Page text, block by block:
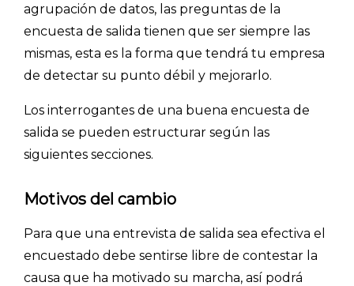
agrupación de datos, las preguntas de la
encuesta de salida tienen que ser siempre las
mismas, esta es la forma que tendrá tu empresa
de detectar su punto débil y mejorarlo.
Los interrogantes de una buena encuesta de
salida se pueden estructurar según las
siguientes secciones.
Motivos del cambio
Para que una entrevista de salida sea efectiva el
encuestado debe sentirse libre de contestar la
causa que ha motivado su marcha, así podrá